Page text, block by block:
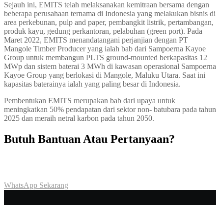
Sejauh ini, EMITS telah melaksanakan kemitraan bersama dengan
beberapa perusahaan ternama di Indonesia yang melakukan bisnis di
area perkebunan, pulp and paper, pembangkit listrik, pertambangan,
produk kayu, gedung perkantoran, pelabuhan (green port). Pada
Maret 2022, EMITS menandatangani perjanjian dengan PT
Mangole Timber Producer yang ialah bab dari Sampoerna Kayoe
Group untuk membangun PLTS ground-mounted berkapasitas 12
MWp dan sistem baterai 3 MWh di kawasan operasional Sampoerna
Kayoe Group yang berlokasi di Mangole, Maluku Utara. Saat ini
kapasitas baterainya ialah yang paling besar di Indonesia.
Pembentukan EMITS merupakan bab dari upaya untuk
meningkatkan 50% pendapatan dari sektor non- batubara pada tahun
2025 dan meraih netral karbon pada tahun 2050.
Butuh Bantuan Atau Pertanyaan?
WhatsApp Sekarang